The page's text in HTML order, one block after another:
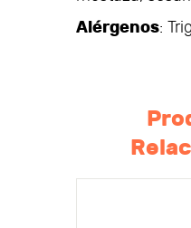
Alérgenos: